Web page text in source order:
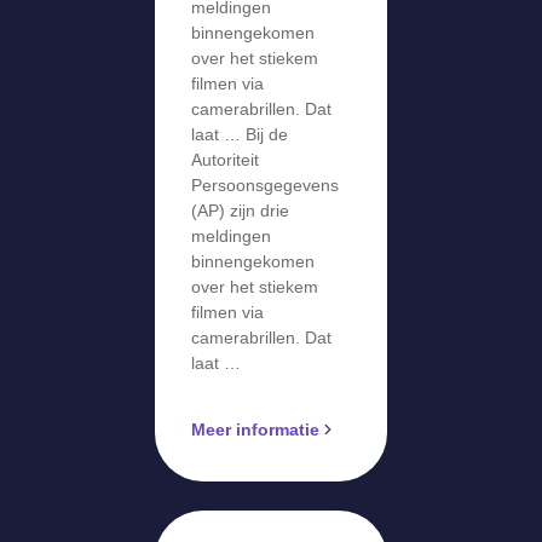
filmen via
camerabril
meldingen
binnengekomen
over het stiekem
filmen via
camerabrillen. Dat
laat … Bij de
Autoriteit
Persoonsgegevens
(AP) zijn drie
meldingen
binnengekomen
over het stiekem
filmen via
camerabrillen. Dat
laat …
Meer informatie